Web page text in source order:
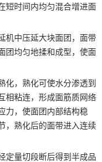
短时间内均匀混合增进面
机中压延大块面团，面带
团均匀地揉和成型，使面
，熟化可使水分渗透到
相粘连，形成面筋质网络
力，使面团内部结构稳
，熟化后的面带进入连续
定量切段断后得到半成品